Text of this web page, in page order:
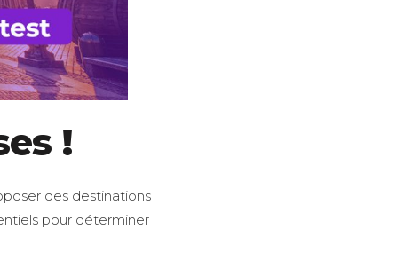
!
des destinations
pour déterminer